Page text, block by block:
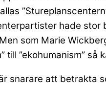
hade
som Marie
”ekohumanism” så
snarare att betrakta